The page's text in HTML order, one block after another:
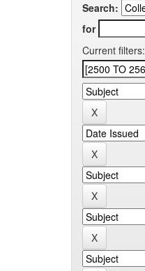
Search:
for
Current filters: